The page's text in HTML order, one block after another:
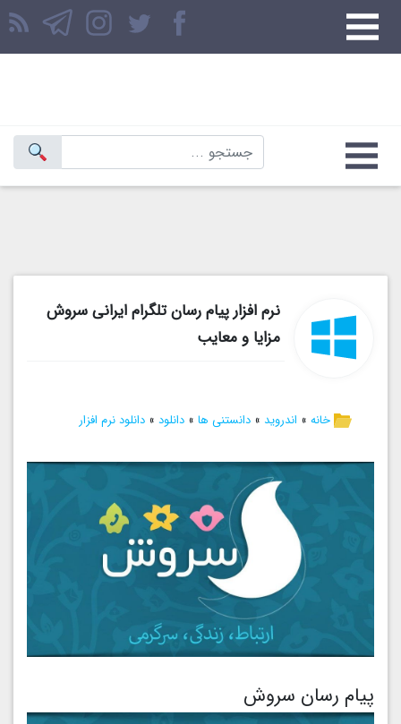
نرم افزار پیام رسان تلگرام ایرانی سروش
مزایا و معایب
خانه» اندروید» دانستنی ها» دانلود» دانلود نرم افزار
پیام رسان سروش